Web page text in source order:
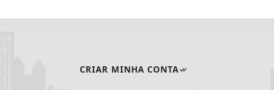
CRIAR MINHA CONTA